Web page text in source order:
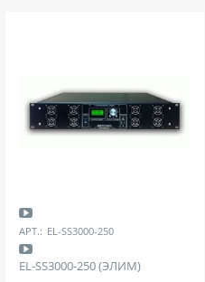
АРТ.: EL-SS3000-250
EL-SS3000-250 (ЭЛИМ)